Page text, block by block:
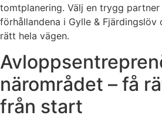
tomtplanering. Välj en trygg partner
förhållandena i Gylle & Fjärdingslöv
rätt hela vägen.
närområdet – få
från start